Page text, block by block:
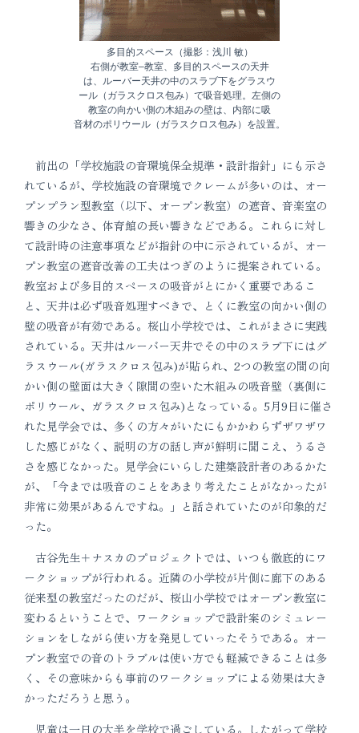
多目的スペース（撮影：浅川 敏）
右側が教室–教室、多目的スペースの天井
は、ルーバー天井の中のスラブ下をグラスウ
ール（ガラスクロス包み）で吸音処理。左側の
教室の向かい側の木組みの壁は、内部に吸
音材のポリウール（ガラスクロス包み）を設置。
前出の「学校施設の音環境保全規準・設計指針」にも示さ
れているが、学校施設の音環境でクレームが多いのは、オー
プンプラン型教室（以下、オープン教室）の遮音、音楽室の
響きの少なさ、体育館の長い響きなどである。これらに対し
て設計時の注意事項などが指針の中に示されているが、オー
プン教室の遮音改善の工夫はつぎのように提案されている。
教室および多目的スペースの吸音がとにかく重要であるこ
と、天井は必ず吸音処理すべきで、とくに教室の向かい側の
壁の吸音が有効である。桜山小学校では、これがまさに実践
されている。天井はルーバー天井でその中のスラブ下にはグ
ラスウール(ガラスクロス包み)が貼られ、2つの教室の間の向
かい側の壁面は大きく隙間の空いた木組みの吸音壁（裏側に
ポリウール、ガラスクロス包み)となっている。5月9日に催さ
れた見学会では、多くの方々がいたにもかかわらずザワザワ
した感じがなく、説明の方の話し声が鮮明に聞こえ、うるさ
さを感じなかった。見学会にいらした建築設計者のあるかた
が、「今までは吸音のことをあまり考えたことがなかったが
非常に効果があるんですね。」と話されていたのが印象的だ
った。
古谷先生＋ナスカのプロジェクトでは、いつも徹底的にワ
ークショップが行われる。近隣の小学校が片側に廊下のある
従来型の教室だったのだが、桜山小学校ではオープン教室に
変わるということで、ワークショップで設計案のシミュレー
ションをしながら使い方を発見していったそうである。オー
プン教室での音のトラブルは使い方でも軽減できることは多
く、その意味からも事前のワークショップによる効果は大き
かっただろうと思う。
児童は一日の大半を学校で過ごしている。したがって学校